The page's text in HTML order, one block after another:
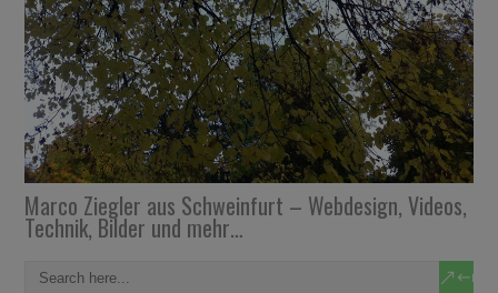
Marco Ziegler aus Schweinfurt – Webdesign, Videos,
Technik, Bilder und mehr…